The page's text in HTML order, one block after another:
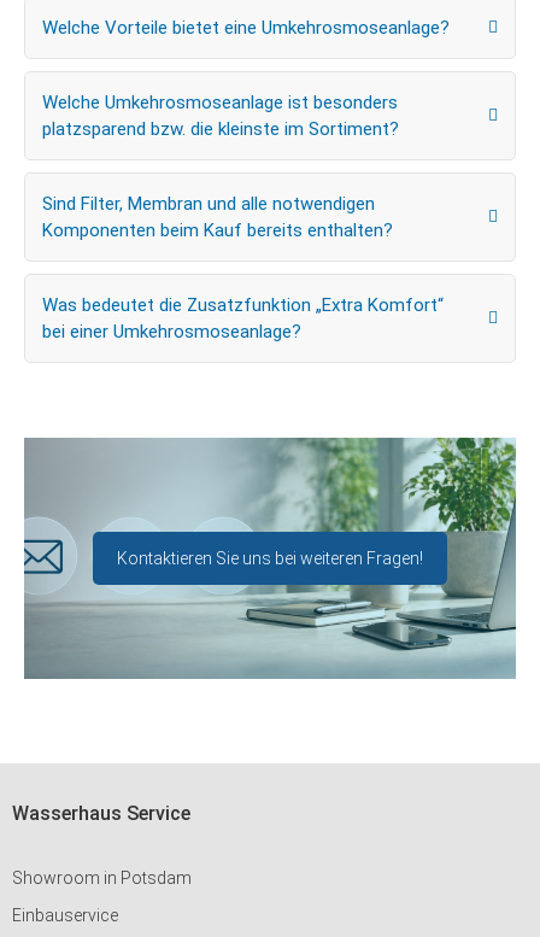
Welche Vorteile bietet eine Umkehrosmoseanlage?
Welche Umkehrosmoseanlage ist besonders
platzsparend bzw. die kleinste im Sortiment?
Sind Filter, Membran und alle notwendigen
Komponenten beim Kauf bereits enthalten?
Was bedeutet die Zusatzfunktion „Extra Komfort“
bei einer Umkehrosmoseanlage?
Kontaktieren Sie uns bei weiteren Fragen!
Wasserhaus Service
Showroom in Potsdam
Einbauservice